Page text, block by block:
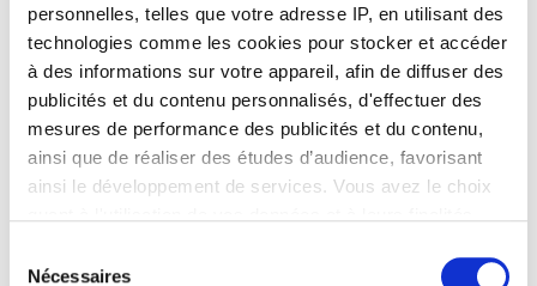
personnelles, telles que votre adresse IP, en utilisant des
technologies comme les cookies pour stocker et accéder
à des informations sur votre appareil, afin de diffuser des
publicités et du contenu personnalisés, d'effectuer des
mesures de performance des publicités et du contenu,
ainsi que de réaliser des études d’audience, favorisant
ainsi le développement de services. Vous avez le choix
tout moment en consultant la Déclaration relative aux
Nécessaires